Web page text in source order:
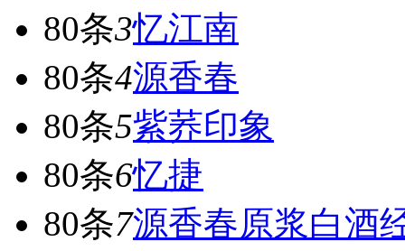
80条3忆江南
80条4源香春
80条5紫荞印象
80条6忆捷
80条7源香春原浆白酒